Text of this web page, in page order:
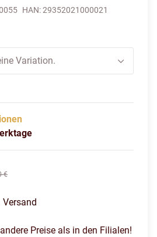
HAN:29352021000021
Variation.
€
Versand
Preise als in den Filialen!